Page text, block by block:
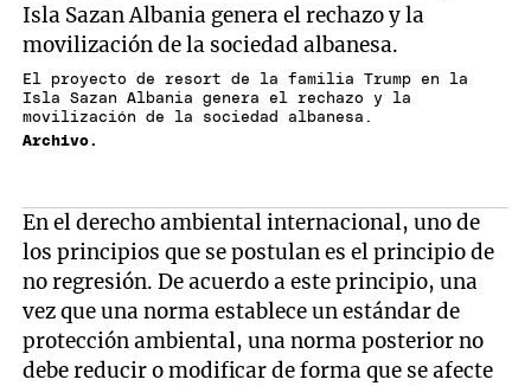
El proyecto de resort de la familia Trump en la
Isla Sazan Albania genera el rechazo y la
movilización de la sociedad albanesa.
Archivo.
En el derecho ambiental internacional, uno de
los principios que se postulan es el principio de
no regresión. De acuerdo a este principio, una
vez que una norma establece un estándar de
protección ambiental, una norma posterior no
debe reducir o modificar de forma que se afecte